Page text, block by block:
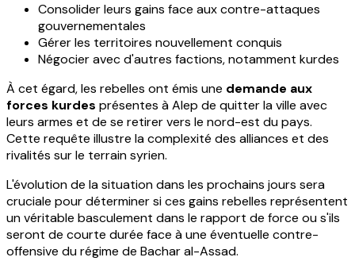
Consolider leurs gains face aux contre-attaques
gouvernementales
Gérer les territoires nouvellement conquis
Négocier avec d'autres factions, notamment kurdes
À cet égard, les rebelles ont émis une demande aux
forces kurdes présentes à Alep de quitter la ville avec
leurs armes et de se retirer vers le nord-est du pays.
Cette requête illustre la complexité des alliances et des
rivalités sur le terrain syrien.
L'évolution de la situation dans les prochains jours sera
cruciale pour déterminer si ces gains rebelles représentent
un véritable basculement dans le rapport de force ou s'ils
seront de courte durée face à une éventuelle contre-
offensive du régime de Bachar al-Assad.